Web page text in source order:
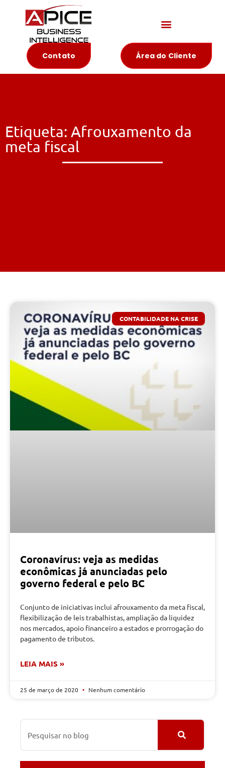
Contato Área do Cliente
Etiqueta: Afrouxamento da
meta fiscal
CONTABILIDADE NA CRISE
Coronavírus: veja as medidas
econômicas já anunciadas pelo
governo federal e pelo BC
Conjunto de iniciativas inclui afrouxamento da meta fiscal,
flexibilização de leis trabalhistas, ampliação da liquidez
nos mercados, apoio financeiro a estados e prorrogação do
pagamento de tributos.
LEIA MAIS »
25 de março de 2020 Nenhum comentário